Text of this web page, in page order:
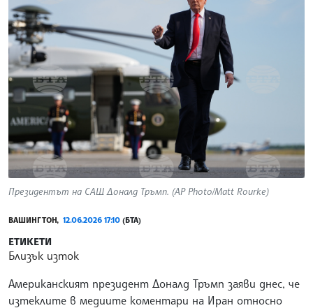
Президентът на САЩ Доналд Тръмп. (AP Photo/Matt Rourke)
ВАШИНГТОН, 12.06.2026 17:10 (БТА)
ЕТИКЕТИ
Близък изток
Американският президент Доналд Тръмп заяви днес, че
изтеклите в медиите коментари на Иран относно